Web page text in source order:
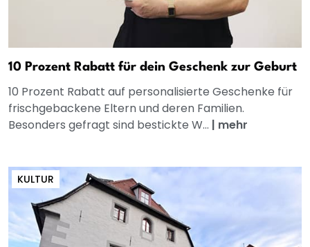
10 Prozent Rabatt für dein Geschenk zur Geburt
10 Prozent Rabatt auf personalisierte Geschenke für
frischgebackene Eltern und deren Familien.
Besonders gefragt sind bestickte W... | mehr
KULTUR